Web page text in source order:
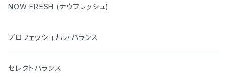
NOW FRESH (ナウフレッシュ)
プロフェッショナル・バランス
セレクトバランス